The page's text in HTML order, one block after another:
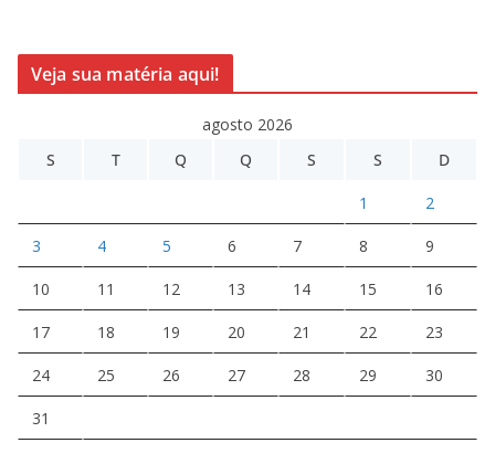
Veja sua matéria aqui!
agosto 2026
S
T Q Q S S D
1 2
3 4 5 6 7 8 9
10 11 12 13 14 15 16
17 18 19 20 21 22 23
24 25 26 27 28 29 30
31